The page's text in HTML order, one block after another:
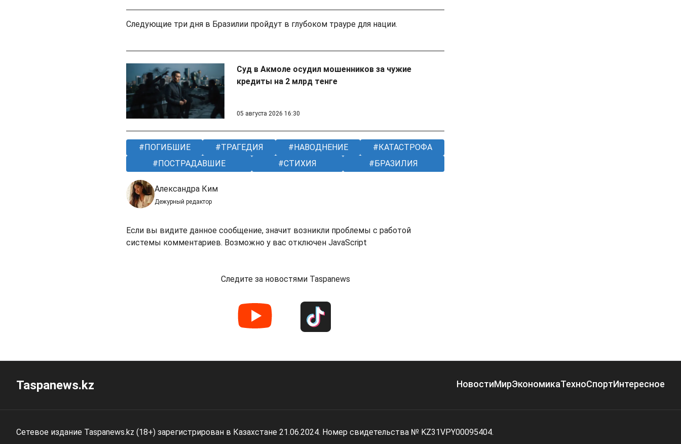
Следующие три дня в Бразилии пройдут в глубоком трауре для нации.
Суд в Акмоле осудил мошенников за чужие
кредиты на 2 млрд тенге
05 августа 2026 16:30
ПОГИБШИЕ ТРАГЕДИЯ НАВОДНЕНИЕ
КАТАСТРОФА
ПОСТРАДАВШИЕ
СТИХИЯ БРАЗИЛИЯ
Александра Ким
Дежурный редактор
Если вы видите данное сообщение, значит возникли проблемы с работой
системы комментариев. Возможно у вас отключен JavaScript
Следите за новостями Taspanews
Taspanews.kz НовостиМирЭкономикаТехноСпортИнтересное
Сетевое издание Taspanews.kz (18+) зарегистрирован в Казахстане 21.06.2024. Номер свидетельства № KZ31VPY00095404.